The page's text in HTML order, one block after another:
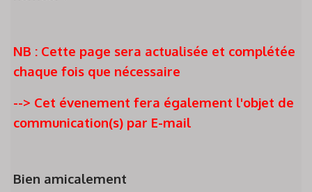
NB : Cette page sera actualisée et complétée
chaque fois que nécessaire
--> Cet évenement fera également l'objet de
communication(s) par E-mail
Bien amicalement